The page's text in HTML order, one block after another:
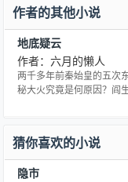
作者的其他小说
地底疑云
作者：六月的懒人
两千多年前秦始皇的五次
秘大火究竟是何原因？阎
猜你喜欢的小说
隐市